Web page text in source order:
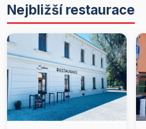
Nejbližší restaurace